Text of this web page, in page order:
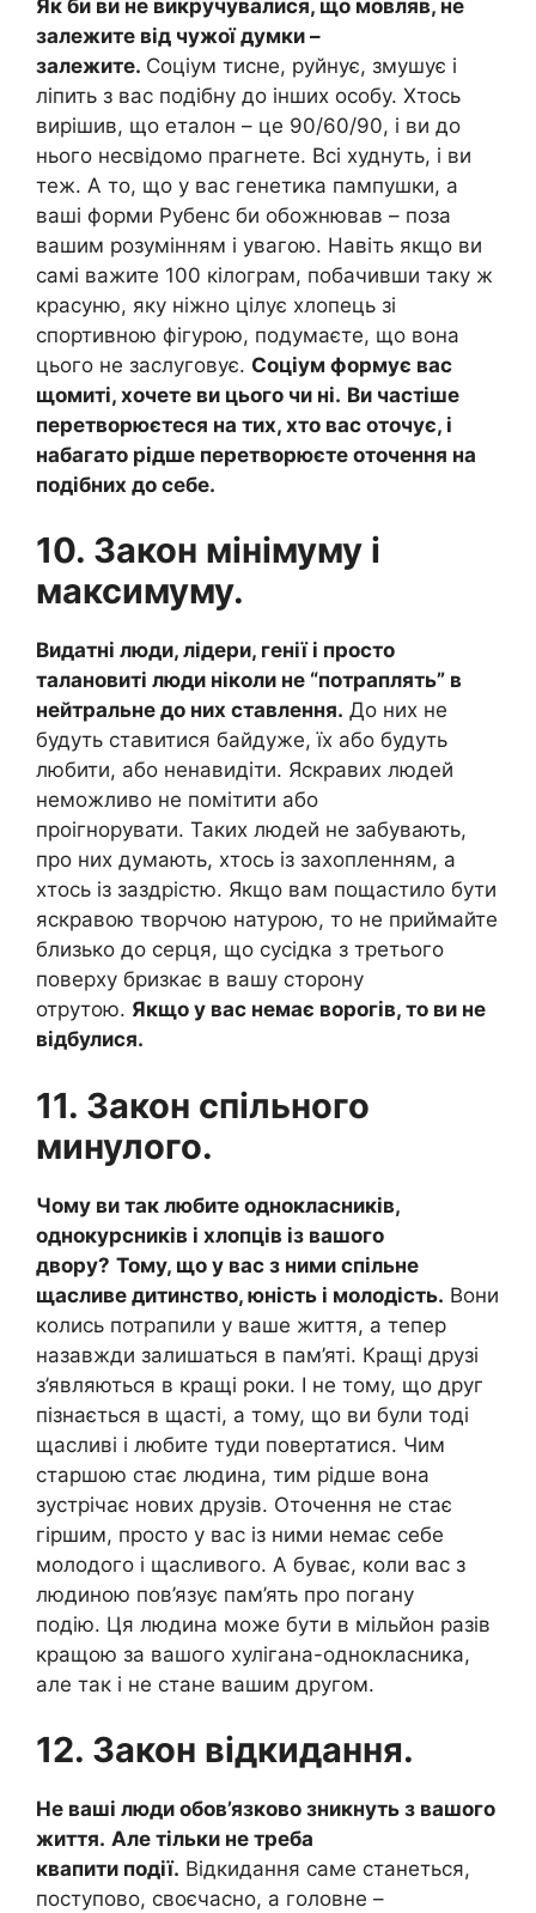
Як би ви не викручувалися, що мовляв, не
залежите від чужої думки –
залежите. Соціум тисне, руйнує, змушує і
ліпить з вас подібну до інших особу. Хтось
вирішив, що еталон – це 90/60/90, і ви до
нього несвідомо прагнете. Всі худнуть, і ви
теж. А то, що у вас генетика пампушки, а
ваші форми Рубенс би обожнював – поза
вашим розумінням і увагою. Навіть якщо ви
самі важите 100 кілограм, побачивши таку ж
красуню, яку ніжно цілує хлопець зі
спортивною фігурою, подумаєте, що вона
цього не заслуговує. Соціум формує вас
щомиті, хочете ви цього чи ні. Ви частіше
перетворюєтеся на тих, хто вас оточує, і
набагато рідше перетворюєте оточення на
подібних до себе.
10. Закон мінімуму і
максимуму.
Видатні люди, лідери, генії і просто
талановиті люди ніколи не “потраплять” в
нейтральне до них ставлення. До них не
будуть ставитися байдуже, їх або будуть
любити, або ненавидіти. Яскравих людей
неможливо не помітити або
проігнорувати. Таких людей не забувають,
про них думають, хтось із захопленням, а
хтось із заздрістю. Якщо вам пощастило бути
яскравою творчою натурою, то не приймайте
близько до серця, що сусідка з третього
поверху бризкає в вашу сторону
отрутою. Якщо у вас немає ворогів, то ви не
відбулися.
11. Закон спільного
минулого.
Чому ви так любите однокласників,
однокурсників і хлопців із вашого
двору? Тому, що у вас з ними спільне
щасливе дитинство, юність і молодість. Вони
колись потрапили у ваше життя, а тепер
назавжди залишаться в пам’яті. Кращі друзі
з’являються в кращі роки. І не тому, що друг
пізнається в щасті, а тому, що ви були тоді
щасливі і любите туди повертатися. Чим
старшою стає людина, тим рідше вона
зустрічає нових друзів. Оточення не стає
гіршим, просто у вас із ними немає себе
молодого і щасливого. А буває, коли вас з
людиною пов’язує пам’ять про погану
подію. Ця людина може бути в мільйон разів
кращою за вашого хулігана-однокласника,
але так і не стане вашим другом.
12. Закон відкидання.
Не ваші люди обов’язково зникнуть з вашого
життя. Але тільки не треба
квапити події. Відкидання саме станеться,
поступово, своєчасно, а головне –